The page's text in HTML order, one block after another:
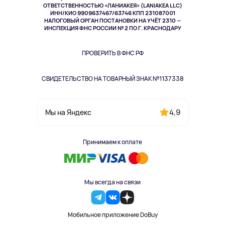
ОТВЕТСТВЕННОСТЬЮ «ЛАНИАКЕЯ» (LANIAKEA LLC)
ИНН/КИО 9909637467/63746 КПП 231087001
НАЛОГОВЫЙ ОРГАН ПОСТАНОВКИ НА УЧЁТ 2310 —
ИНСПЕКЦИЯ ФНС РОССИИ № 2 ПО Г. КРАСНОДАРУ
ПРОВЕРИТЬ В ФНС РФ
СВИДЕТЕЛЬСТВО НА ТОВАРНЫЙ ЗНАК №1137338
Мы на Яндекс 4,9
Принимаем к оплате
Мы всегда на связи
Мобильное приложение DoBuy
Здоровье питомцев
Одежда и аксессуары